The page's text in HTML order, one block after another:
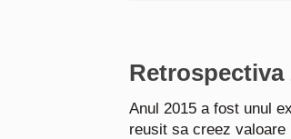
Anul 2015 a fost unul
reusit sa creez